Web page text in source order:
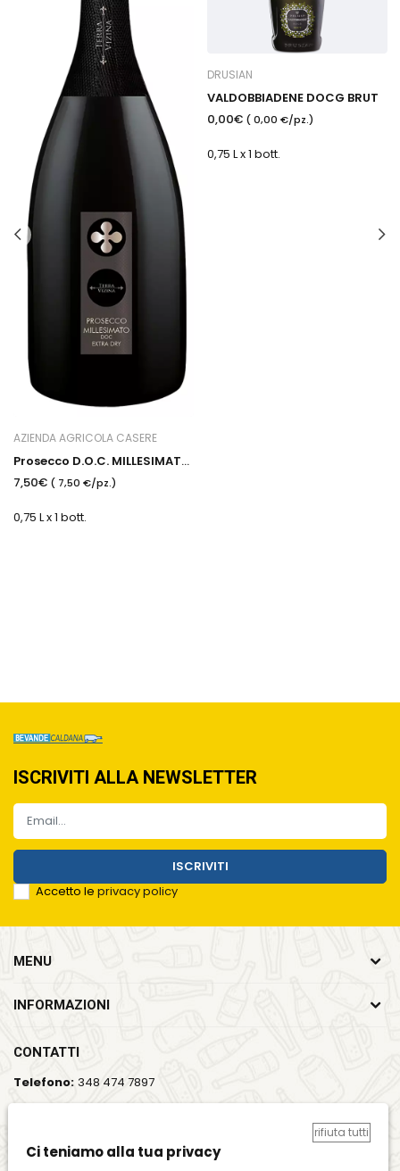
AZIENDA AGRICOLA CASERE
Prosecco D.O.C. MILLESIMATO EXTRA DRY
7,50€ ( 7,50 €/pz.)
0,75 L x 1 bott.
DRUSIAN
VALDOBBIADENE DOCG BRUT
0,00€ ( 0,00 €/pz.)
0,75 L x 1 bott.
ISCRIVITI ALLA NEWSLETTER
ISCRIVITI
Accetto le privacy policy
CONTATTI
Telefono: 348 474 7897
Email: info@bevandecaldana.it
Viale del Lavoro, 35, 37064 Povegliano Veronese
(VR)
MENU
INFORMAZIONI
rifiuta tutti
Ci teniamo alla tua privacy